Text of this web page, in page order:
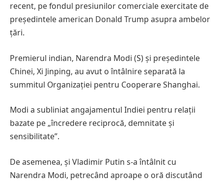
recent, pe fondul presiunilor comerciale exercitate de
președintele american Donald Trump asupra ambelor
țări.
Premierul indian, Narendra Modi (S) și președintele
Chinei, Xi Jinping, au avut o întâlnire separată la
summitul Organizației pentru Cooperare Shanghai.
Modi a subliniat angajamentul Indiei pentru relații
bazate pe „încredere reciprocă, demnitate și
sensibilitate”.
De asemenea, și Vladimir Putin s-a întâlnit cu
Narendra Modi, petrecând aproape o oră discutând